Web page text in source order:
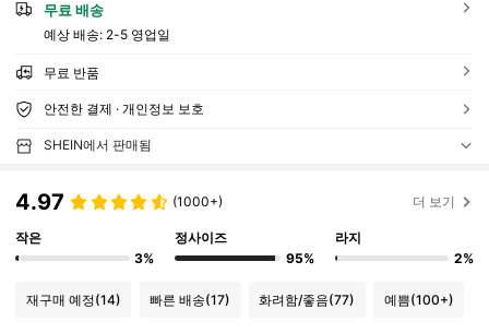
무료 배송
예상 배송: 2-5 영업일
무료 반품
안전한 결제 · 개인정보 보호
SHEIN에서 판매됨
4.97 (1000+) 더 보기
작은
3%
정사이즈
95%
라지
2%
재구매 예정(14) 빠른 배송(17) 화려함/좋음(77) 예쁨(100+)